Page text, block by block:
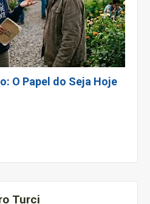
O Papel do Seja Hoje
Turci